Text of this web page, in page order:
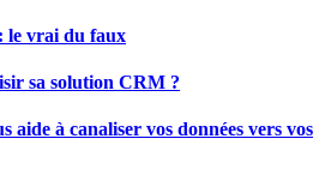
le vrai du faux
sa solution CRM ?
aide à canaliser vos données vers vos